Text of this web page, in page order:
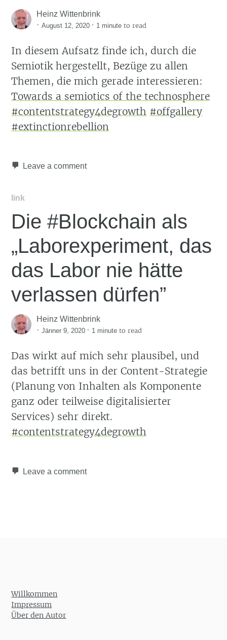
Heinz Wittenbrink
·August 12, 2020 · 1 minute to read
In diesem Aufsatz finde ich, durch die
Semiotik hergestellt, Bezüge zu allen
Themen, die mich gerade interessieren:
Towards a semiotics of the technosphere
#contentstrategy4degrowth #offgallery
#extinctionrebellion
Leave a comment
link
Die #Blockchain als
„Laborexperiment, das
das Labor nie hätte
verlassen dürfen”
Heinz Wittenbrink
·Jänner 9, 2020 · 1 minute to read
Das wirkt auf mich sehr plausibel, und
das betrifft uns in der Content-Strategie
(Planung von Inhalten als Komponente
ganz oder teilweise digitalisierter
Services) sehr direkt.
#contentstrategy4degrowth
Leave a comment
Willkommen
Impressum
Über den Autor